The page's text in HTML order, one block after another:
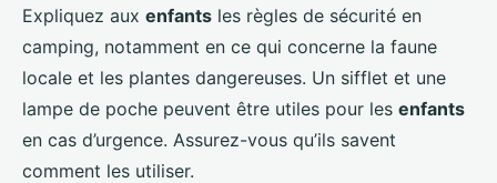
Expliquez aux enfants les règles de sécurité en
camping, notamment en ce qui concerne la faune
locale et les plantes dangereuses. Un sifflet et une
lampe de poche peuvent être utiles pour les enfants
en cas d’urgence. Assurez-vous qu’ils savent
comment les utiliser.